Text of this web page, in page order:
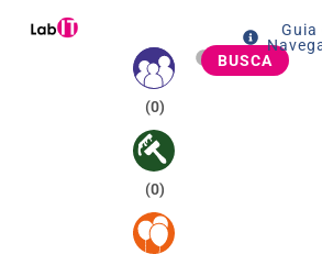
(0)
(0)
BUSCA
Guia